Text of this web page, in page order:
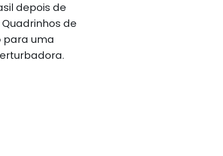
depois de
de
para uma